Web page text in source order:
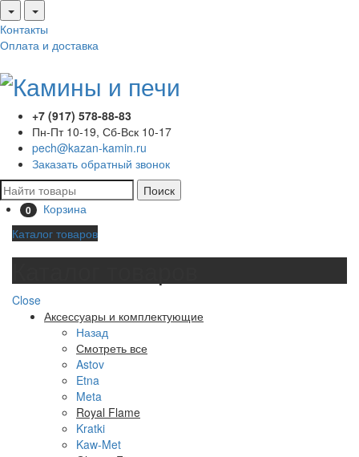
Контакты
Оплата и доставка
+7 (917) 578-88-83
Пн-Пт 10-19, Сб-Вск 10-17
pech@kazan-kamin.ru
Заказать обратный звонок
Поиск
0
Корзина
Каталог товаров
Close
Аксессуары и комплектующие
Назад
Смотреть все
Astov
Etna
Meta
Royal Flame
Kratki
Kaw-Met